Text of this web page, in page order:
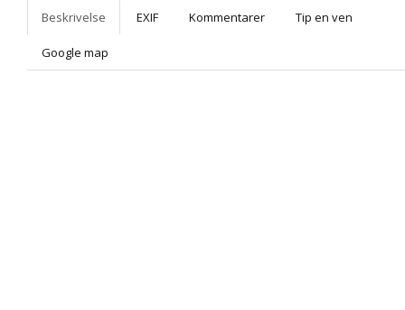
Beskrivelse EXIF Kommentarer Tip en ven
Google map